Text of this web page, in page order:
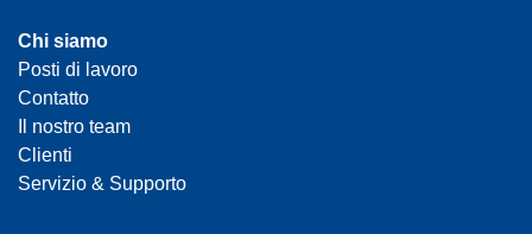
Chi siamo
Posti di lavoro
Contatto
Il nostro team
Clienti
Servizio & Supporto